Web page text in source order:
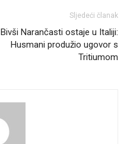
Sljedeći članak
Bivši Narančasti ostaje u Italiji:
Husmani produžio ugovor s
Tritiumom